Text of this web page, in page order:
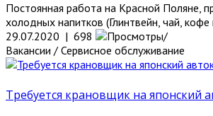
Постоянная работа на Красной Поляне,
холодных напитков (Глинтвейн, чай, кофе
29.07.2020 | 698
Вакансии / Сервисное обслуживание
Требуется крановщик на японский